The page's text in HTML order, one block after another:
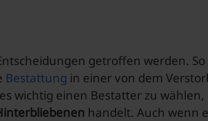
getroffen werden.
Bestattung in einer von dem
wichtig einen Bestatter zu
handelt. Auch wenn